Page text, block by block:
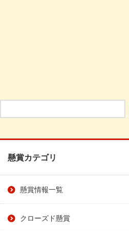
懸賞カテゴリ
懸賞情報一覧
クローズド懸賞